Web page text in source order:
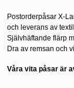
Postorderpåsar X-
och leverans av
Självhäftande flärp
Dra av remsan och
Våra vita påsar är